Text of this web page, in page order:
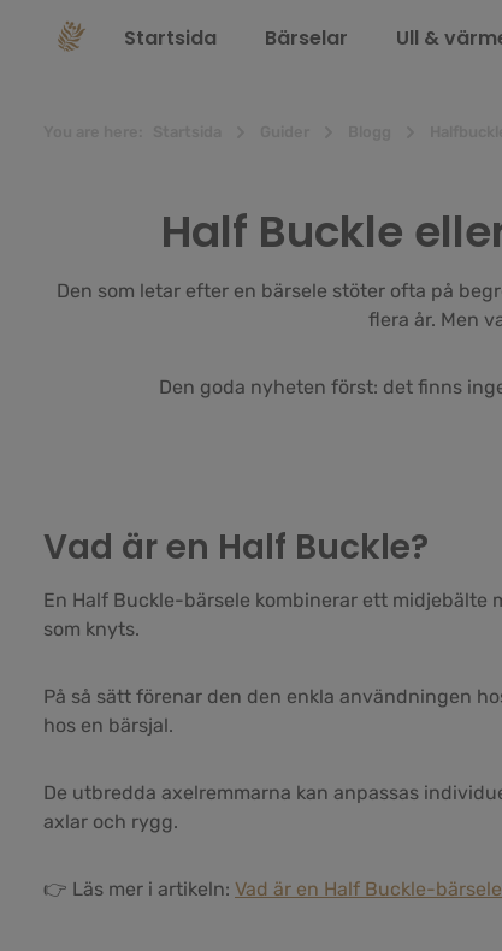
Hoppa till huvudnavigering
Startsida Bärselar Ull &
Half Buckle
Den som letar efter en bärsele stöter ofta på
flera år. Men
Den goda nyheten först: det finns
Vad är en Half Buckle?
En Half Buckle-bärsele kombinerar ett midjebälte
som knyts.
På så sätt förenar den den enkla användningen
hos en bärsjal.
De utbredda axelremmarna kan anpassas
axlar och rygg.
👉 Läs mer i artikeln: Vad är en Half Buckle-